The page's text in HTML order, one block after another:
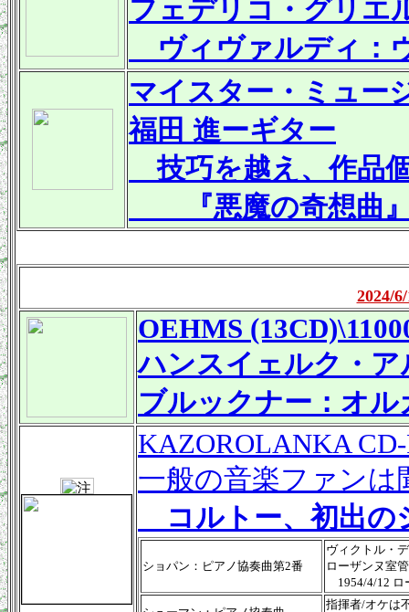
フェデリコ・グリエ
ヴィヴァルディ：
マイスター・ミュー
福田 進ーギター
技巧を越え、作品
『悪魔の奇想曲
2024/
OEHMS
ハンスイェルク・
ブルックナー：オ
KAZOROLANKA
一般の音楽ファン
コルトー、初出の
ショパン：ピアノ協奏曲第2番
ヴィクトル・
ローザンヌ室管
1954/4/12
指揮者/オケは